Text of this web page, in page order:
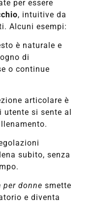
per essere
, intuitive da
Alcuni esempi:
è naturale e
di
o continue
articolare è
utente si sente al
subito, senza
per donne smette
e diventa